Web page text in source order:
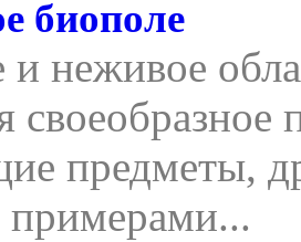
биополе
неживое
своеобразное
предметы,